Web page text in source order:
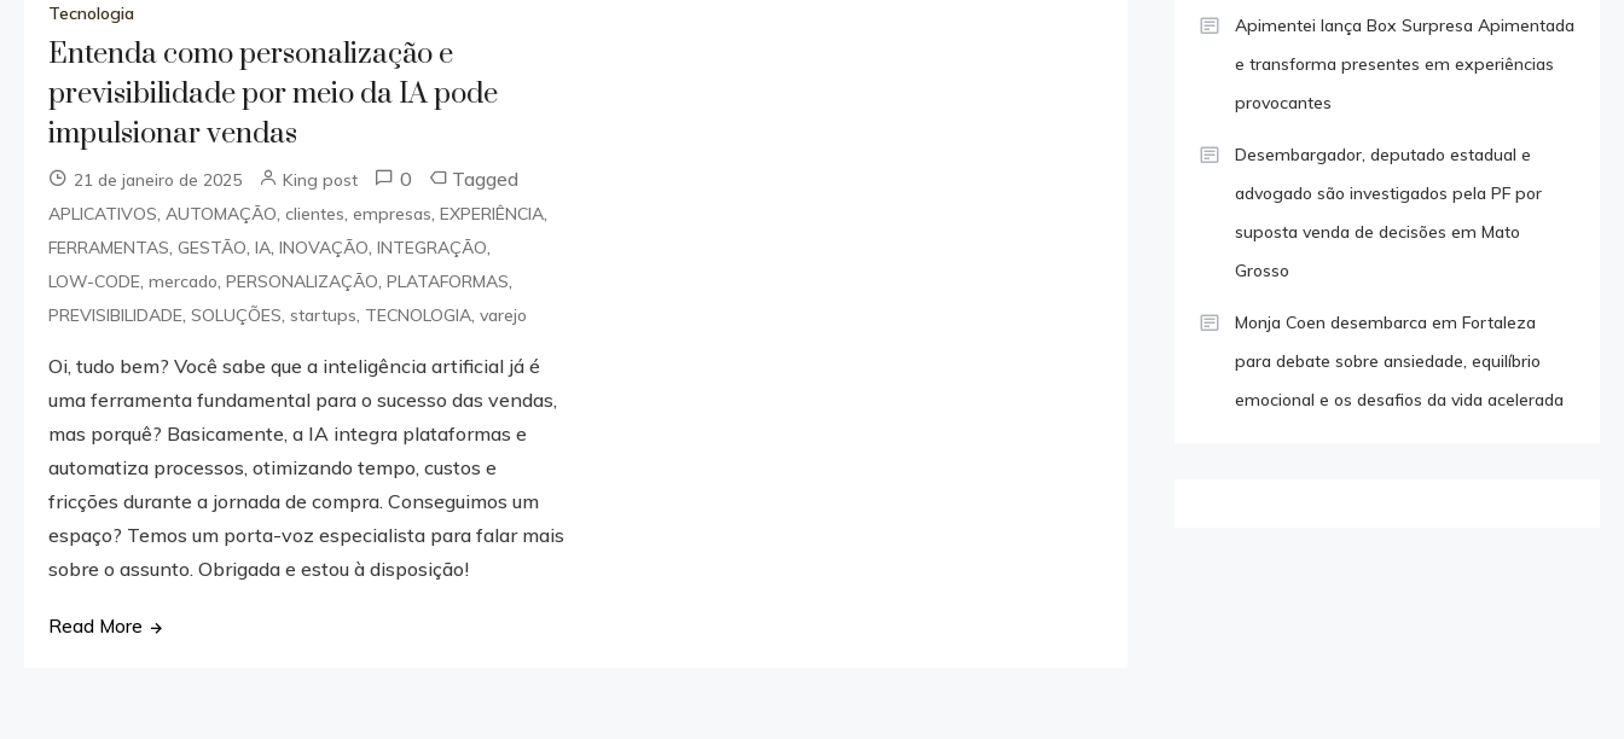
Tecnologia
Entenda como personalização e
previsibilidade por meio da IA pode
impulsionar vendas
21 de janeiro de 2025 King post 0 Tagged
APLICATIVOS AUTOMAÇÃO ,clientes ,empresas ,EXPERIÊNCIA
FERRAMENTAS ,GESTÃO ,IA ,INOVAÇÃO ,INTEGRAÇÃO
LOW-CODE ,mercado ,PERSONALIZAÇÃO ,PLATAFORMAS
PREVISIBILIDADE ,SOLUÇÕES ,startups TECNOLOGIA ,varejo
Oi, tudo bem? Você sabe que a inteligência artificial já é
uma ferramenta fundamental para o sucesso das vendas,
mas porquê? Basicamente, a IA integra plataformas e
automatiza processos, otimizando tempo, custos e
fricções durante a jornada de compra. Conseguimos um
espaço? Temos um porta-voz especialista para falar mais
sobre o assunto. Obrigada e estou à disposição!
Read More
Apimentei lança Box Surpresa Apimentada
e transforma presentes em experiências
provocantes
Desembargador, deputado estadual e
advogado são investigados pela PF por
suposta venda de decisões em Mato
Grosso
Monja Coen desembarca em Fortaleza
para debate sobre ansiedade, equilíbrio
emocional e os desafios da vida acelerada